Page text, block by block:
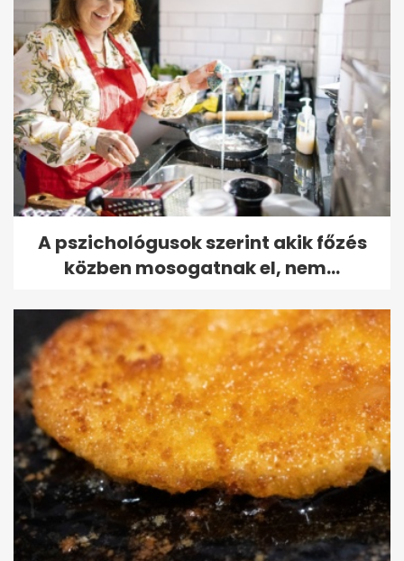
A pszichológusok szerint akik főzés
közben mosogatnak el, nem...